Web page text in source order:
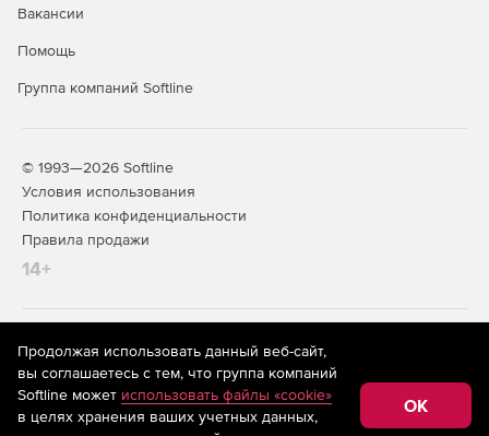
Вакансии
Помощь
Группа компаний Softline
© 1993—2026 Softline
Условия использования
Политика конфиденциальности
Правила продажи
14+
На информационном ресурсе store.softline.ru применяются
рекомендательные технологии
(информационные технологии
предоставления информации на основе сбора,
систематизации и анализа сведений, относящихся к
предпочтениям пользователей сети «Интернет»,
Продолжая использовать данный веб-сайт,
вы соглашаетесь с тем, что группа компаний
Softline может использовать файлы «cookie»
в целях хранения ваших учетных данных,
OK